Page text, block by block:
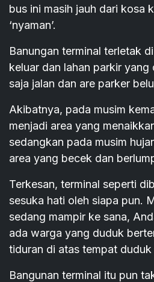
bus ini masih jauh dari kosa
‘nyaman’.
Banungan terminal terletak
keluar dan lahan parkir yang
saja jalan dan are parker
Akibatnya, pada musim
menjadi area yang
sedangkan pada musim
area yang becek dan
Terkesan, terminal seperti
sesuka hati oleh siapa pun.
sedang mampir ke sana,
ada warga yang duduk
tiduran di atas tempat duduk
Bangunan terminal itu pun